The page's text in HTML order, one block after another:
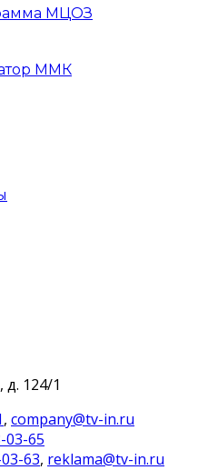
МЦОЗ
ММК
д. 124/1
, company@tv-in.ru
03-65
63, reklama@tv-in.ru